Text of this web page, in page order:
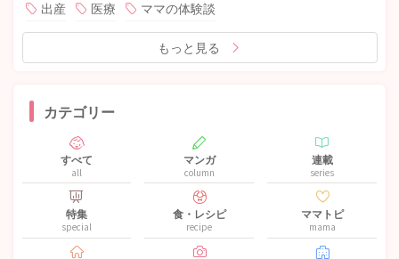
出産 医療 ママの体験談
もっと見る
カテゴリー
すべて
all
マンガ
column
連載
series
特集
special
食・レシピ
recipe
ママトピ
mama